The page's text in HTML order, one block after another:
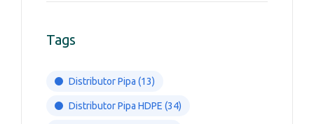
Tags
Distributor Pipa (13)
Distributor Pipa HDPE (34)